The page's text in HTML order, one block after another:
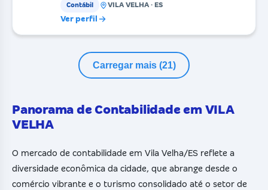
Contábil VILA VELHA · ES
Ver perfil
Carregar mais (21)
Panorama de Contabilidade em VILA
VELHA
O mercado de contabilidade em Vila Velha/ES reflete a
diversidade econômica da cidade, que abrange desde o
comércio vibrante e o turismo consolidado até o setor de